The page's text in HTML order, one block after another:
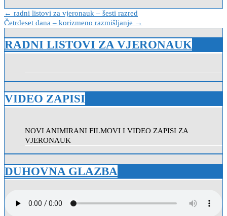
Navigacija
objava
← radni listovi za vjeronauk – šesti razred
Četrdeset dana – korizmeno razmišljanje →
RADNI LISTOVI ZA VJERONAUK
VIDEO ZAPISI
NOVI ANIMIRANI FILMOVI I VIDEO ZAPISI ZA
VJERONAUK
DUHOVNA GLAZBA